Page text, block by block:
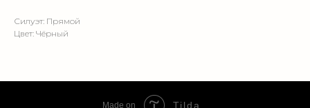
Силуэт: Прямой
Цвет: Чёрный
Made on Tilda